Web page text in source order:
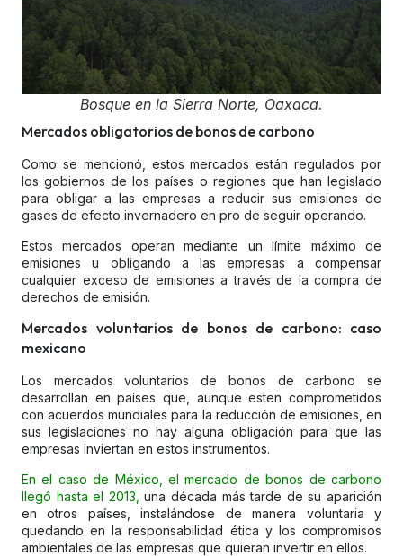
Bosque en la Sierra Norte, Oaxaca.
Mercados obligatorios de bonos de carbono
Como se mencionó, estos mercados están regulados por
los gobiernos de los países o regiones que han legislado
para obligar a las empresas a reducir sus emisiones de
gases de efecto invernadero en pro de seguir operando.
Estos mercados operan mediante un límite máximo de
emisiones u obligando a las empresas a compensar
cualquier exceso de emisiones a través de la compra de
derechos de emisión.
Mercados voluntarios de bonos de carbono: caso
mexicano
Los mercados voluntarios de bonos de carbono se
desarrollan en países que, aunque esten comprometidos
con acuerdos mundiales para la reducción de emisiones, en
sus legislaciones no hay alguna obligación para que las
empresas inviertan en estos instrumentos.
En el caso de México, el mercado de bonos de carbono
llegó hasta el 2013, una década más tarde de su aparición
en otros países, instalándose de manera voluntaria y
quedando en la responsabilidad ética y los compromisos
ambientales de las empresas que quieran invertir en ellos.